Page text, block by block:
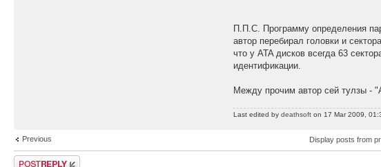
П.П.С. Программу определения
автор перебирал головки и
что у ATA дисков всегда 63
идентификации.
Между прочим автор сей тулзы -
Last edited bydeathsoft on 17 Mar 2009,
Previous Display posts from
Post a reply